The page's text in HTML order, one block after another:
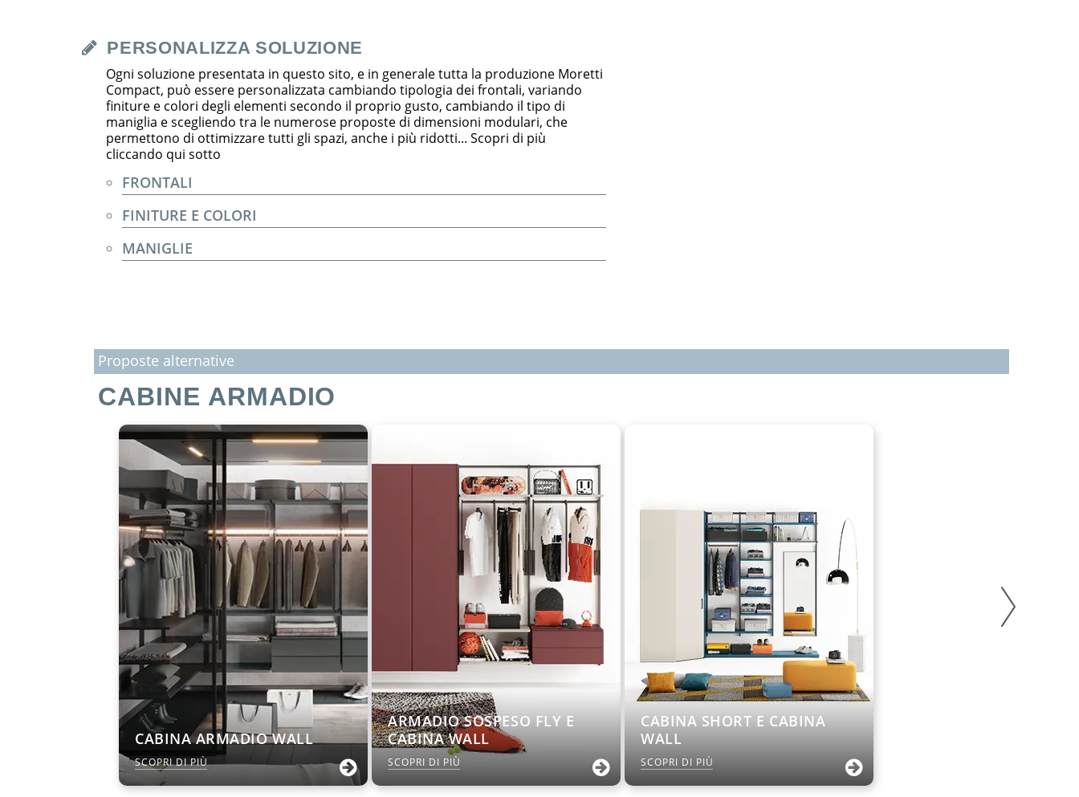
PERSONALIZZA SOLUZIONE
Ogni soluzione presentata in questo sito, e in generale tutta la produzione Moretti
Compact, può essere personalizzata cambiando tipologia dei frontali, variando
finiture e colori degli elementi secondo il proprio gusto, cambiando il tipo di
maniglia e scegliendo tra le numerose proposte di dimensioni modulari, che
permettono di ottimizzare tutti gli spazi, anche i più ridotti... Scopri di più
cliccando qui sotto
FRONTALI
FINITURE E COLORI
MANIGLIE
Proposte alternative
CABINE ARMADIO
CABINA ARMADIO WALL
SCOPRI DI PIÙ
ARMADIO SOSPESO FLY E
CABINA WALL
SCOPRI DI PIÙ
CABINA SHORT E CABINA
WALL
SCOPRI DI PIÙ